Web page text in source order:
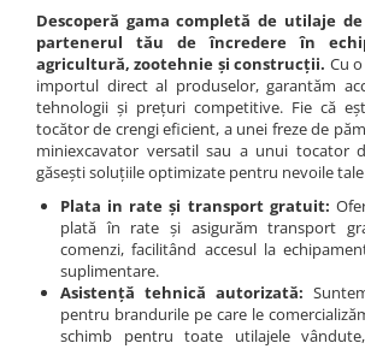
Despicatoare hidraulice
Despicatoare priza tractor PTO
Fierastraie circulare lemne
Infoliatoare
Linii taiere si despicare
Masini de maturat
Mori de cereale
Polizoare de cioturi pomi
Tocatoare electrice
Incarcatoare telescopice rotative
Motostivuitoare
Nacele
Remorci
Agricultural trailers
Remorci Tehnologice
Sisteme spalat
Transpaleti si stivuitoare
Trolii forestiere
Pluguri
Pluguri de zapada
Sisteme foraj si burghie pamant
Tamburi de nivelare
Miniexcavatoare
Buldoexcavatoare
Cupe
Excavatoare
Freze de zapada
Incarcatoare frontale
Tocatoare vegetatie motor termic
Cositoare
Tractorase de tuns iarba
Greble rotative
Motocositoare
Tamburi irigatii
Descoperă gama completă de utilaje
partenerul tău de încredere în
agricultură, zootehnie și construcții. Cu
importul direct al produselor, garantăm
tehnologii și prețuri competitive. Fie că
tocător de crengi eficient, a unei freze de
miniexcavator versatil sau a unui tocator
găsești soluțiile optimizate pentru nevoile
Plata in rate și transport gratuit:
plată în rate și asigurăm transport
comenzi, facilitând accesul la
suplimentare.
Asistență tehnică autorizată:
pentru brandurile pe care le
schimb pentru toate utilajele